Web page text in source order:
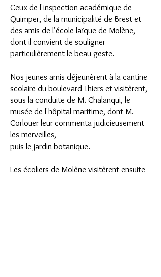
Ceux de l'inspection académique de
Quimper, de la municipalité de Brest et
des amis de l'école laïque de Molène,
dont il convient de souligner
particulièrement le beau geste.
Nos jeunes amis déjeunèrent à la cantine
scolaire du boulevard Thiers et visitèrent,
sous la conduite de M. Chalanqui, le
musée de l'hôpital maritime, dont M.
Corlouer leur commenta judicieusement
les merveilles,
puis le jardin botanique.
Les écoliers de Molène visitèrent ensuite